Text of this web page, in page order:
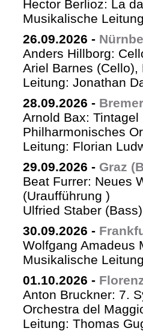
Hector Berlioz: La
Musikalische
26.09.2026 -
Anders Hillborg:
Ariel Barnes
Leitung: Jonathan
28.09.2026 -
Arnold Bax: Tintagel
Philharmonisches
Leitung: Florian
29.09.2026 - Graz
Beat Furrer: Neues
(Uraufführung )
Ulfried Staber
30.09.2026 -
Wolfgang Amadeus
Musikalische
01.10.2026 -
Anton Bruckner: 7.
Orchestra del
Leitung: Thomas